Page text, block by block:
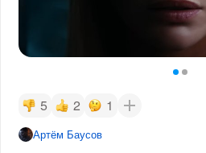
5 2 1
Артём Баусов